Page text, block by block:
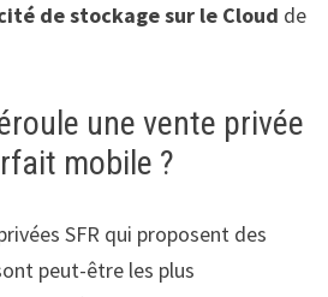
de stockage sur le Cloud de
une vente privée
mobile ?
SFR qui proposent des
peut-être les plus